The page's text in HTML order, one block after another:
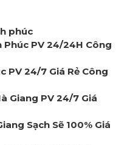
phúc
Phúc PV 24/24H Công
PV 24/7 Giá Rẻ Công
Giang PV 24/7 Giá
Sạch Sẽ 100% Giá